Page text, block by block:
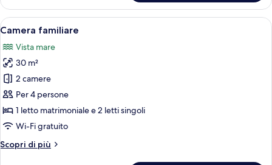
Luxury,
balcone
(Jacuzzi)
Apri
tutte
le
foto
per
Camera
familiare
Una camera da letto moderna con
14
Camera familiare
Vista mare
30 m²
2 camere
Per 4 persone
1 letto matrimoniale e 2 letti singoli
Wi-Fi gratuito
Scopri di più
Altri